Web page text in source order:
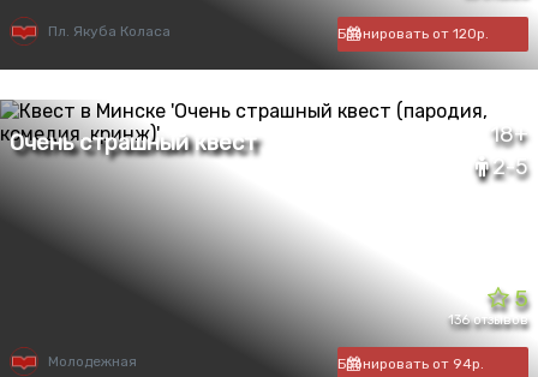
Пл. Якуба Коласа Бронировать от 120р.
18+
2-5
5
136 отзывов
Молодежная Бронировать от 94р.